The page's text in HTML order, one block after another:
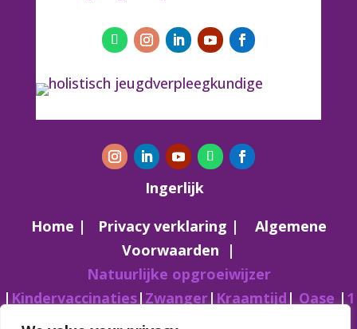
Ingerlijk
Home |
Privacy verklaring | Algemene
Voorwaarden |
Natuurlijke opgroeiwijzer
| Kindervaccinaties| Zwanger| Kraamtijd | Oase | 1
op 1 sessie
Over Inge